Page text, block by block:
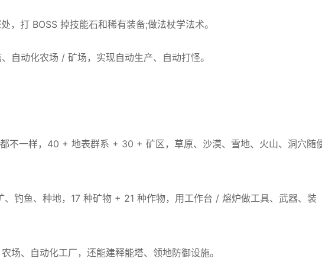
，打 BOSS 掉技能石和稀有装备;做法杖学法术。
自动化农场 / 矿场，实现自动生产、自动打怪。
不一样，40 + 地表群系 + 30 + 矿区，草原、沙漠、雪地、火山、洞穴随
钓鱼、种地，17 种矿物 + 21 种作物，用工作台 / 熔炉做工具、武器、装
场、自动化工厂，还能建释能塔、领地防御设施。